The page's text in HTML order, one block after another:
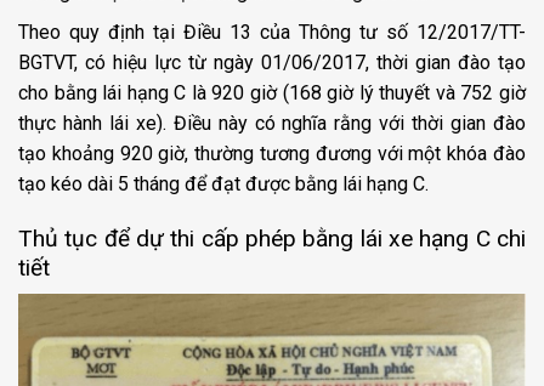
Theo quy định tại Điều 13 của Thông tư số 12/2017/TT-
BGTVT, có hiệu lực từ ngày 01/06/2017, thời gian đào tạo
cho bằng lái hạng C là 920 giờ (168 giờ lý thuyết và 752 giờ
thực hành lái xe). Điều này có nghĩa rằng với thời gian đào
tạo khoảng 920 giờ, thường tương đương với một khóa đào
tạo kéo dài 5 tháng để đạt được bằng lái hạng C.
Thủ tục để dự thi cấp phép bằng lái xe hạng C chi
tiết